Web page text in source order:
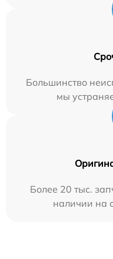
Большинство
мы
Более 20 тыс.
наличии на